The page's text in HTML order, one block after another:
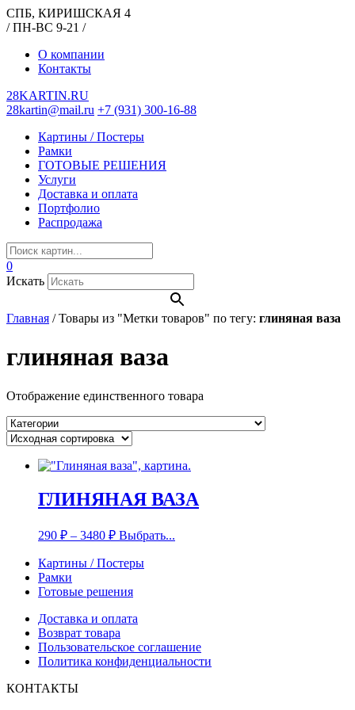
СПБ, КИРИШСКАЯ 4
/ ПН-ВС 9-21 /
О компании
Контакты
28KARTIN.RU
28kartin@mail.ru +7 (931) 300-16-88
Картины / Постеры
Рамки
ГОТОВЫЕ РЕШЕНИЯ
Услуги
Доставка и оплата
Портфолио
Распродажа
0
Искать
Главная /Товары из "Метки товаров" по тегу: глиняная ваза
глиняная ваза
Отображение единственного товара
ГЛИНЯНАЯ ВАЗА
290 ₽ – 3480 ₽ Выбрать...
Картины / Постеры
Рамки
Готовые решения
Доставка и оплата
Возврат товара
Пользовательское соглашение
Политика конфиденциальности
КОНТАКТЫ